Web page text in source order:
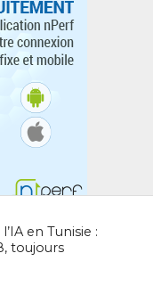
en Tunisie :
toujours